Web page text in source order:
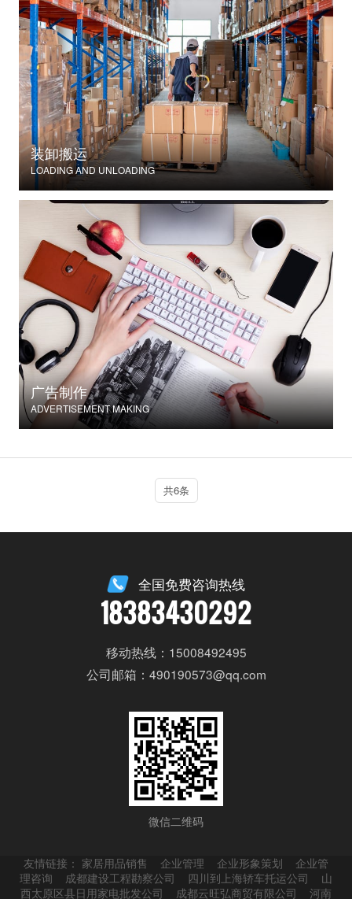
装卸搬运
LOADING AND UNLOADING
广告制作
ADVERTISEMENT MAKING
共6条
全国免费咨询热线
18383430292
移动热线：15008492495
公司邮箱：490190573@qq.com
微信二维码
友情链接： 家居用品销售 企业管理 企业形象策划
企业管
理咨询
成都建设工程勘察公司 四川到上海轿车托运公司
山
西太原区县日用家电批发公司
成都云旺弘商贸有限公司 河南